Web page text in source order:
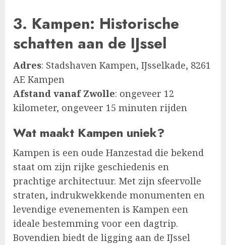
3. Kampen: Historische
schatten aan de IJssel
Adres: Stadshaven Kampen, IJsselkade, 8261
AE Kampen
Afstand vanaf Zwolle: ongeveer 12
kilometer, ongeveer 15 minuten rijden
Wat maakt Kampen uniek?
Kampen is een oude Hanzestad die bekend
staat om zijn rijke geschiedenis en
prachtige architectuur. Met zijn sfeervolle
straten, indrukwekkende monumenten en
levendige evenementen is Kampen een
ideale bestemming voor een dagtrip.
Bovendien biedt de ligging aan de IJssel